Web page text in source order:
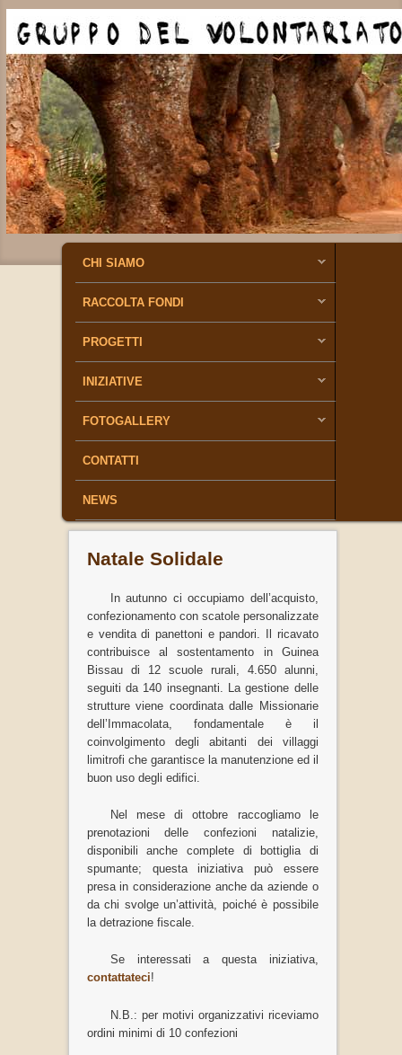
VAI AL CONTENUTO PRINCIPALE
VAI AL CONTENUTO SECONDARIO
CHI SIAMO
RACCOLTA FONDI
PROGETTI
INIZIATIVE
FOTOGALLERY
CONTATTI
NEWS
Natale Solidale
In autunno ci occupiamo dell’acquisto,
confezionamento con scatole personalizzate
e vendita di panettoni e pandori. Il ricavato
contribuisce al sostentamento in Guinea
Bissau di 12 scuole rurali, 4.650 alunni,
seguiti da 140 insegnanti. La gestione delle
strutture viene coordinata dalle Missionarie
dell’Immacolata, fondamentale è il
coinvolgimento degli abitanti dei villaggi
limitrofi che garantisce la manutenzione ed il
buon uso degli edifici.
Nel mese di ottobre raccogliamo le
prenotazioni delle confezioni natalizie,
disponibili anche complete di bottiglia di
spumante; questa iniziativa può essere
presa in considerazione anche da aziende o
da chi svolge un’attività, poiché è possibile
la detrazione fiscale.
Se interessati a questa iniziativa,
contattateci!
N.B.: per motivi organizzativi riceviamo
ordini minimi di 10 confezioni